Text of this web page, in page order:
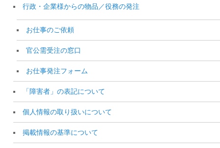
行政・企業様からの物品／役務の発注
お仕事のご依頼
官公需受注の窓口
お仕事発注フォーム
「障害者」の表記について
個人情報の取り扱いについて
掲載情報の基準について